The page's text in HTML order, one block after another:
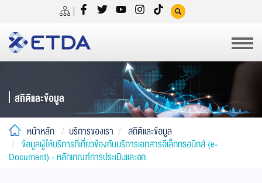
สถิติและข้อมูล
หน้าหลัก บริการของเรา
สถิติและข้อมูล
ข้อมูลผู้ให้บริการที่เกี่ยวข้องกับบริการเอกสารอิเล็กทรอนิกส์ (e-
Document) - หลักเกณฑ์การประเมินและอภ